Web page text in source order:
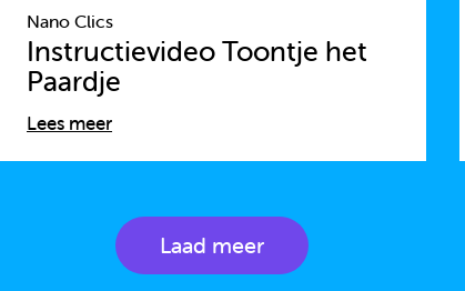
Nano Clics
Instructievideo Toontje het
Paardje
Lees meer
Laad meer